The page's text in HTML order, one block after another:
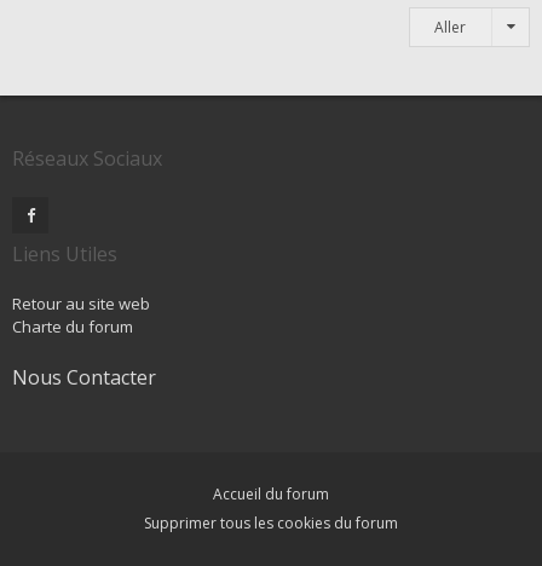
Aller
Réseaux Sociaux
Liens Utiles
Retour au site web
Charte du forum
Nous Contacter
Accueil du forum
Supprimer tous les cookies du forum